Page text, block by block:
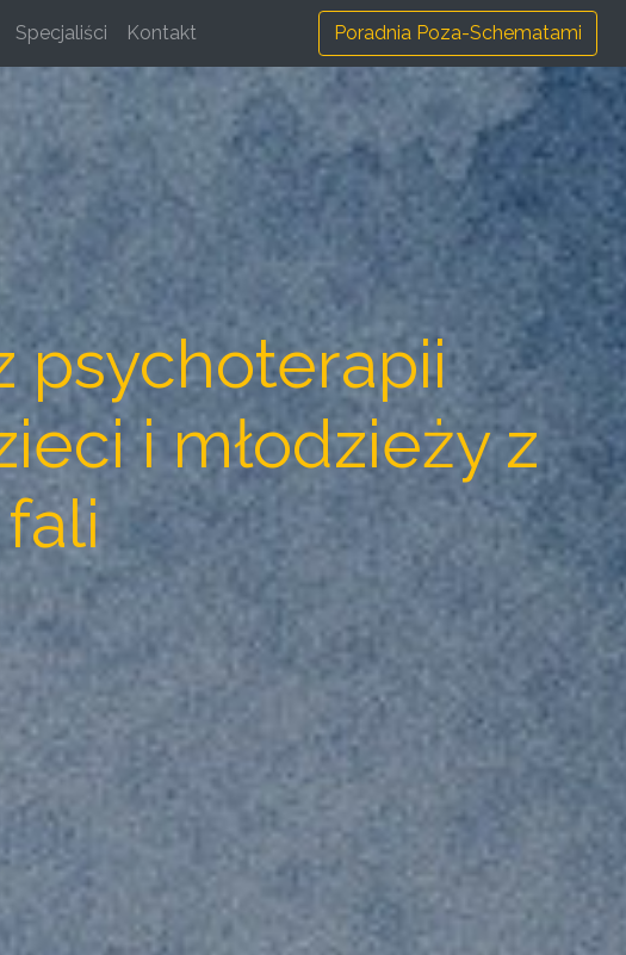
Specjaliści Kontakt Poradnia Poza-Schematami
psychoterapii
i młodzieży z